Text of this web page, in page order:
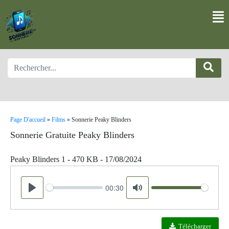
Page D'accueil » Films » Sonnerie Peaky Blinders
Sonnerie Gratuite Peaky Blinders
Peaky Blinders 1 - 470 KB - 17/08/2024
Play
Seek 00:30
Mute
Volume
Télécharger